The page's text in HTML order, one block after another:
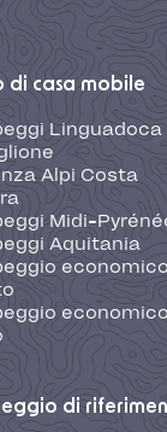
di casa mobile
Linguadoca
Alpi Costa
Midi-
Aquitania
di